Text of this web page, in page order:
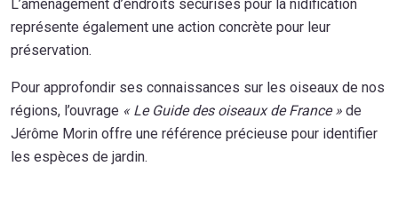
L’aménagement d’endroits sécurisés pour la nidification
représente également une action concrète pour leur
préservation.
Pour approfondir ses connaissances sur les oiseaux de nos
régions, l’ouvrage « Le Guide des oiseaux de France » de
Jérôme Morin offre une référence précieuse pour identifier
les espèces de jardin.